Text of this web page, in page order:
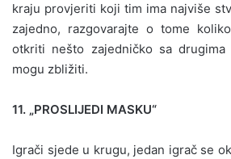
kraju provjeriti koji tim ima najviše
zajedno, razgovarajte o tome
otkriti nešto zajedničko sa
mogu zbližiti.
11. „PROSLIJEDI MASKU“
Igrači sjede u krugu, jedan igrač se